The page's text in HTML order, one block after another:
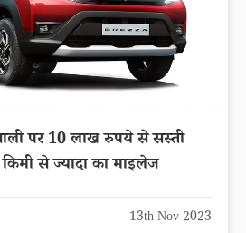
पर 10 लाख रुपये से सस्ती
से ज्यादा का माइलेज
13th Nov 2023